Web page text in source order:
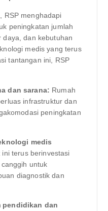
RSP menghadapi
peningkatan jumlah
daya, dan kebutuhan
medis yang terus
tantangan ini, RSP
dan sarana: Rumah
infrastruktur dan
peningkatan
medis
ini terus berinvestasi
untuk
diagnostik dan
pendidikan dan